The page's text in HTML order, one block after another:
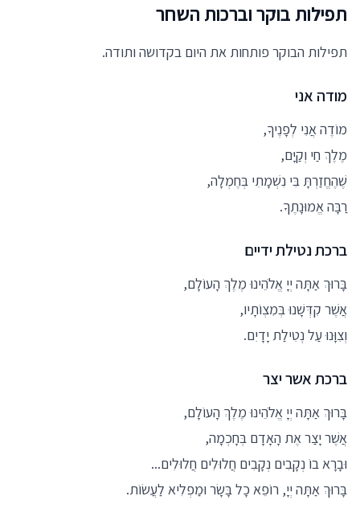
תפילות בוקר וברכות השחר
תפילות הבוקר פותחות את היום בקדושה ותודה.
מודה אני
מוֹדֶה אֲנִי לְפָנֶיךָ,
מֶלֶךְ חַי וְקַיָּם,
שֶׁהֶחֱזַרְתָּ בִּי נִשְׁמָתִי בְּחֶמְלָה,
רַבָּה אֱמוּנָתֶךָ.
ברכת נטילת ידיים
בָּרוּךְ אַתָּה יְיָ אֱלֹהֵינוּ מֶלֶךְ הָעוֹלָם,
אֲשֶׁר קִדְּשָׁנוּ בְּמִצְוֹתָיו,
וְצִוָּנוּ עַל נְטִילַת יָדָיִם.
ברכת אשר יצר
בָּרוּךְ אַתָּה יְיָ אֱלֹהֵינוּ מֶלֶךְ הָעוֹלָם,
אֲשֶׁר יָצַר אֶת הָאָדָם בְּחָכְמָה,
וּבָרָא בוֹ נְקָבִים נְקָבִים חֲלוּלִים חֲלוּלִים...
בָּרוּךְ אַתָּה יְיָ, רוֹפֵא כָל בָּשָׂר וּמַפְלִיא לַעֲשׂוֹת.